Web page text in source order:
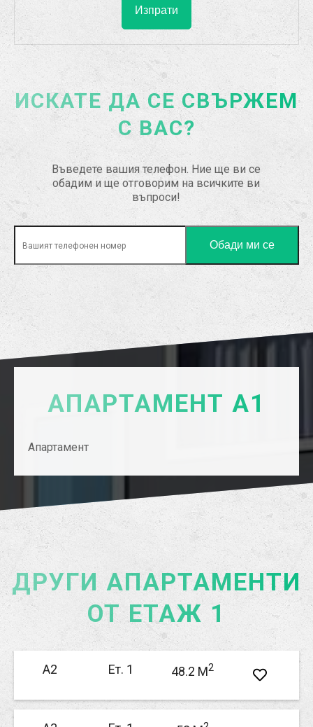
ИСКАТЕ ДА СЕ СВЪРЖЕМ
С ВАС?
Въведете вашия телефон. Ние ще ви се
обадим и ще отговорим на всичките ви
въпроси!
АПАРТАМЕНТ А1
Апартамент
ДРУГИ АПАРТАМЕНТИ
ОТ ЕТАЖ 1
А2 Ет. 1 48.2 M2